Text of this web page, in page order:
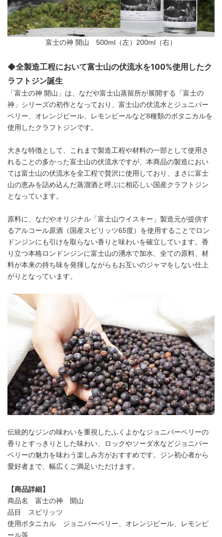
富士の神 開山 500ml（左）200ml（右）
◆全製造工程において富士山の伏流水を100%使用したク
ラフトジン誕生
「富士の神 開山」は、なだや富士山蒸留所が展開する「富士の
神」シリーズの初作となっており、富士山の伏流水とジュニパー
ベリー、オレンジピール、レモンピールなど8種類のボタニカルを
使用したクラフトジンです。
大きな特徴として、これまで製造工程や材料の一部として使用さ
れることの多かった富士山の伏流水ですが、本商品の製造におい
ては富士山の伏流水を全工程で贅沢に使用しており、まさに富士
山の恵みを詰め込んだ蒸溜酒と呼ぶに相応しい国産クラフトジン
となっています。
原料に、なだやオリジナル「富⼠⼭ウイスキー」製造元が提供す
るアルコール原酒（国産スピリッツ65度）を使用することでロン
ドンジンにも引けを取らない香りと味わいを確立しています。香
り立つ本格ロンドンジンに富士山の湧水で加水、全ての原料、材
料が本来の持ち味を発揮しながらもお互いのジャマをしない仕上
がりとなっています。
伝統的なジンの味わいを重視したふくよかなジョニパーベリーの
香りとすっきりとした味わい、ロックやソーダ水などジョニパー
ベリーの魅力を味わう楽しみ方がおすすめです。ジン初心者から
愛好者まで、幅広くご満足いただけます。
【商品詳細】
商品名 富士の神 開山
品目 スピリッツ
使用ボタニカル ジョニパーベリー、オレンジピール、レモンピ
ール等